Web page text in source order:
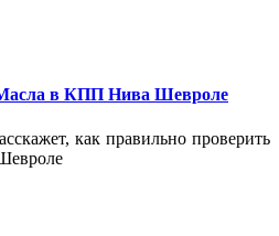
в КПП Нива Шевроле
как правильно проверить